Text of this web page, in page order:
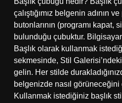
çalıştığımız belgenin adının
butonlarının (programı kapat,
bulunduğu çubuktur.
Başlık olarak kullanmak
sekmesinde, Stil
gelin. Her stilde
belgenizde nasıl
Kullanmak istediğiniz başlık